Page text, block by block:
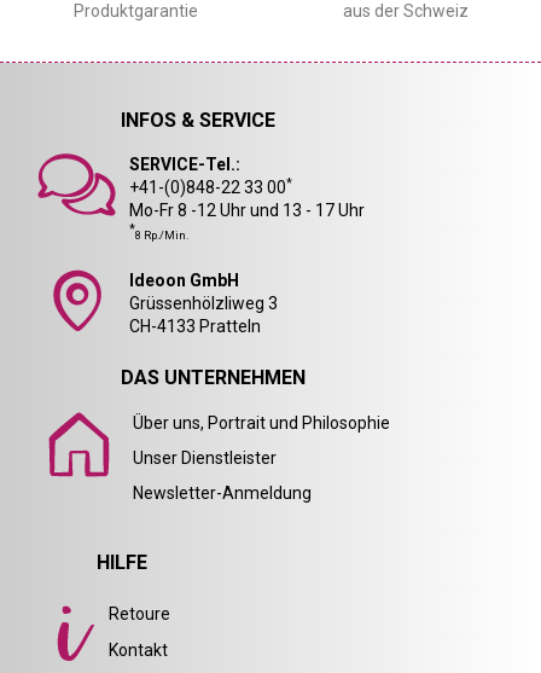
Produktgarantie
aus der Schweiz
INFOS & SERVICE
SERVICE-Tel.:
+41-(0)848-22 33 00*
Mo-Fr 8 -12 Uhr und 13 - 17 Uhr
*8 Rp./Min.
Ideoon GmbH
Grüssenhölzliweg 3
CH-4133 Pratteln
DAS UNTERNEHMEN
Über uns, Portrait und Philosophie
Unser Dienstleister
Newsletter-Anmeldung
HILFE
Retoure
Kontakt